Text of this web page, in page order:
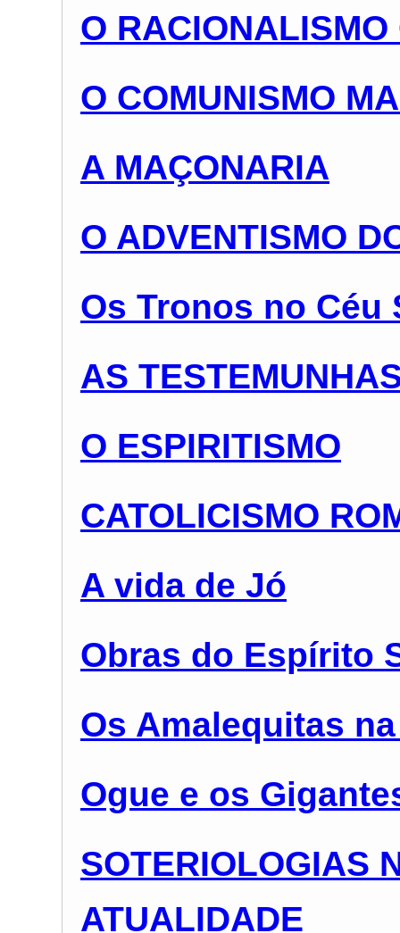
O RACIONALISMO
O COMUNISMO
A MAÇONARIA
O ADVENTISMO
Os Tronos no Céu
AS
O ESPIRITISMO
CATOLICISMO
A vida de Jó
Obras do Espírito
Os Amalequitas
Ogue e os
SOTERIOLOGIAS
ATUALIDADE